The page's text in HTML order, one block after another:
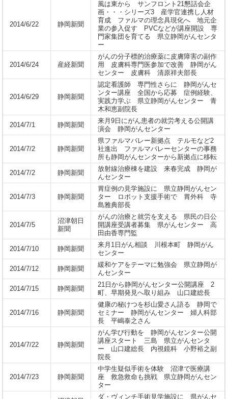
2014/6/22 静岡新聞
風は東から サンフロント21懇話会企
画・・・シリーズ3 産学官連携し人材
育成 ファルマの理念具現化へ 地元企
業の参入促す PVCなどが講座開設 専
門家集団を育てる 県立静岡がんセンタ
ー
2014/6/24 産経新聞
がんの分子標的治療薬に皮膚障害の副作
用 皮膚科専門医参加で改善 静岡がん
センター 皮膚科 清原祥夫部長
2014/6/29 静岡新聞
認定看護師 専門性さらに 静岡がんセ
ンター講座 全国から応募 症例経験、
実践力学ぶ 県立静岡がんセンター 青
木和恵副院長
2014/7/1 静岡新聞
来月9日にがん患者の就労考える公開講
演会 静岡がんセンター
2014/7/2 静岡新聞
県ファルマバレー新拠点 テルモなど2
社進出 ファルマバレーセンターの事務
所も静岡がんセンターから新拠点に移転
2014/7/2 静岡新聞
放射線治療棟を建設 来春完成 静岡が
んセンター
2014/7/3 静岡新聞
胃症例の見学施設に 県立静岡がんセン
ター ロボット支援手術で 胃外科 寺
島雅典部長
2014/7/5
沼津朝日
新聞
がんの治療と就労を支える 県民の日公
開講座受講者募集 県がんセンター 高
田由香専門監
2014/7/10 静岡新聞
来月1日がん相談 川根本町 静岡がん
センター
2014/7/12 静岡新聞
緩和ケアをテーマに勉強会 県立静岡が
んセンター
2014/7/15 静岡新聞
21日から静岡がんセンター公開講座 2
町、早期発見へ取り組み 山口建総長
2014/7/16 静岡新聞
健康の秘けつを杉山愛さん語る 静岡で
セミナー 静岡がんセンター 婦人科部
長 平嶋泰之さん
2014/7/22 静岡新聞
がん学び行動を 静岡がんセンター公開
講座スタート 三島 県立がんセンタ
ー 山口建総長 内視鏡科 小野裕之副
院長
2014/7/23 静岡新聞
中学生疑似手術を体験 沼津で医療講
座 救急救命も挑戦 県立静岡がんセン
ター
ダ・ヴィンチ手術見学施設に 県がんセ